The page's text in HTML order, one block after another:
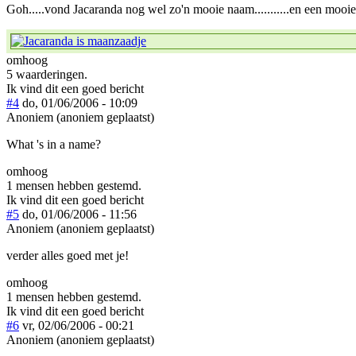
Goh.....vond Jacaranda nog wel zo'n mooie naam...........en een
omhoog
5 waarderingen.
Ik vind dit een goed bericht
#4 do, 01/06/2006 - 10:09
Anoniem (anoniem geplaatst)
What 's in a name?
omhoog
1 mensen hebben gestemd.
Ik vind dit een goed bericht
#5 do, 01/06/2006 - 11:56
Anoniem (anoniem geplaatst)
verder alles goed met je!
omhoog
1 mensen hebben gestemd.
Ik vind dit een goed bericht
#6 vr, 02/06/2006 - 00:21
Anoniem (anoniem geplaatst)